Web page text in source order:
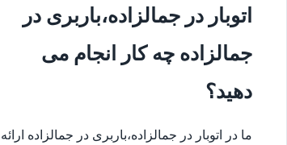
اتوبار در جمالزاده،باربری در
جمالزاده چه کار انجام می
دهید؟
ما در اتوبار در جمالزاده،باربری در جمالزاده